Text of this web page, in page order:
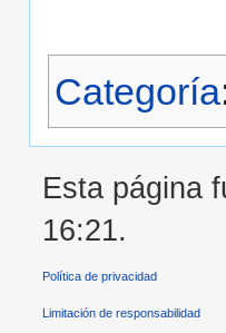
Categoría
Esta página
16:21.
Política de privacidad
Limitación de responsabilidad